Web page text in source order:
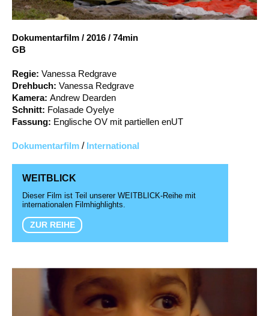
Account
Dokumentarfilm / 2016 / 74min
GB
Regie: Vanessa Redgrave
Drehbuch: Vanessa Redgrave
Kamera: Andrew Dearden
Schnitt: Folasade Oyelye
Fassung: Englische OV mit partiellen enUT
Dokumentarfilm / International
WEITBLICK
Dieser Film ist Teil unserer WEITBLICK-Reihe mit
internationalen Filmhighlights.
ZUR REIHE